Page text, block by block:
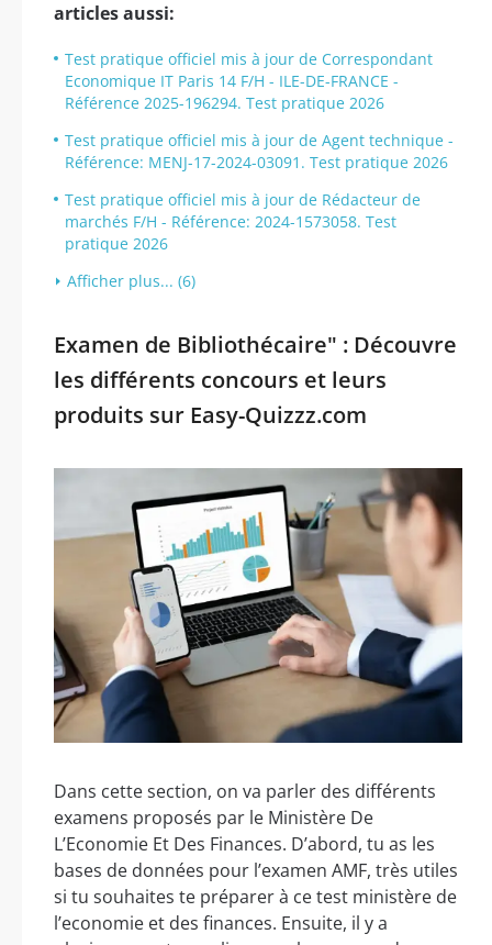
articles aussi:
Test pratique officiel mis à jour de Correspondant
Economique IT Paris 14 F/H - ILE-DE-FRANCE -
Référence 2025-196294. Test pratique 2026
Test pratique officiel mis à jour de Agent technique -
Référence: MENJ-17-2024-03091. Test pratique 2026
Test pratique officiel mis à jour de Rédacteur de
marchés F/H - Référence: 2024-1573058. Test
pratique 2026
Afficher plus... (6)
Examen de Bibliothécaire" : Découvre
les différents concours et leurs
produits sur Easy-Quizzz.com
Dans cette section, on va parler des différents
examens proposés par le Ministère De
L’Economie Et Des Finances. D’abord, tu as les
bases de données pour l’examen AMF, très utiles
si tu souhaites te préparer à ce test ministère de
l’economie et des finances. Ensuite, il y a